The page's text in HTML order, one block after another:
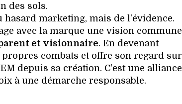
des sols.
hasard marketing, mais de l'évidence.
avec la marque une vision commune
et visionnaire. En devenant
combats et offre son regard sur
depuis sa création. C'est une alliance
à une démarche responsable.